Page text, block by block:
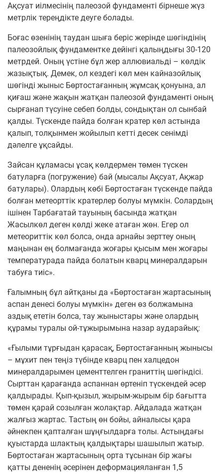
Ақсуат иілмесінің палеозой фундаменті бірнеше жүз
метрлік тереңдікте деуге болады.
Боғас өзенінің таудан шыға беріс жерінде шөгіндінің
палеозойлық фундаментке дейінгі қалыңдығы 30-120
метрдей. Оның үстіне бұл жер аллювиальді – көлдік
жазықтық. Демек, ол кездегі көл мен кайназойлық
шөгінді жыныс Бөртостағанның жұмсақ қонуына, ал
қиғаш және жақын жатқан палеозой фундаменті оның
сырғанап түсуіне себеп болды, сондықтан ол сынбай
қалды. Түскенде пайда болған кратер көл астында
қалып, толқынмен жойылып кетті десек сенімді
дәлелге ұқсайды.
Зайсан құламасы ұсақ көлдермен төмен түскен
батуларға (погружение) бай (мысалы Ақсуат, Ақжар
батулары). Олардың көбі Бөртостаған түскенде пайда
болған метеорттік кратерлер болуы мүмкін. Солардың
ішінен Тарбағатай тауының басында жатқан
Жасылкөл деген көлді жеке атаған жөн. Егер ол
метеориттік көл болса, онда арнайы зерттеу оның
маңынан ең болмағанда жоғары қысым мен жоғары
температурада пайда болатын кварц минералдарын
табуға тиіс».
Ғалымның бұл айтқаны да «Бөртостаған жартасының
аспан денесі болуы мүмкін» деген өз болжамына
аздық ететін болса, тау жыныстары және олардың
құрамы туралы ой-тұжырымына назар аударайық:
«Ғылыми тұрғыдан қарасақ, Бөртостағанның жынысы
– мұхит пен теңіз түбінде кварц пен халцедон
минералдарымен цементтелген граниттің шөгіндісі.
Сырттан қарағанда аспаннан өртеніп түскендей әсер
қалдырады. Қып-қызыл, жырым-жырым бір бағытта
төмен қарай созылған жолақтар. Айдалада жатқан
жалғыз жартас. Тастың өн бойы, айналысы қара
әйнекпен қапталған шұңғылдарға толы. Астыңдағы
қуыстарда шлактың қалдықтары шашылып жатыр.
Бөртостаған жартасының орта тұсынан бір жағы
қатты дененің әсерінен деформацияланған 1,5